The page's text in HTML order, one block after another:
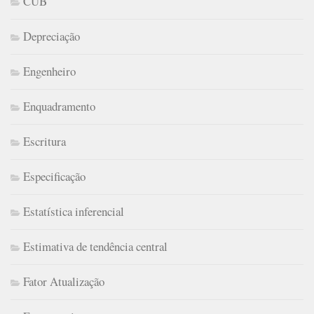
Depreciação
Engenheiro
Enquadramento
Escritura
Especificação
Estatística inferencial
Estimativa de tendência central
Fator Atualização